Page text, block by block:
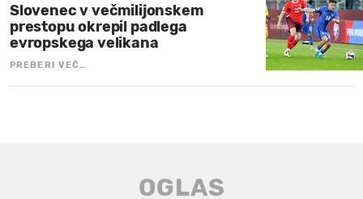
Slovenec v večmilijonskem
prestopu okrepil padlega
evropskega velikana
PREBERI VEČ…